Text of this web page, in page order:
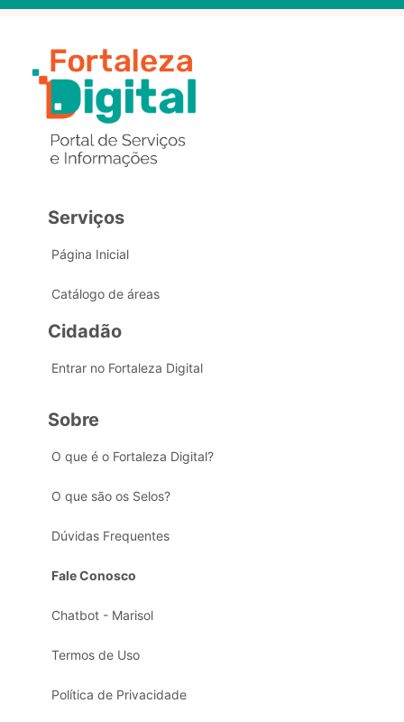
Serviços
Página Inicial
Catálogo de áreas
Cidadão
Entrar no Fortaleza Digital
Sobre
O que é o Fortaleza Digital?
O que são os Selos?
Dúvidas Frequentes
Fale Conosco
Chatbot - Marisol
Termos de Uso
Política de Privacidade